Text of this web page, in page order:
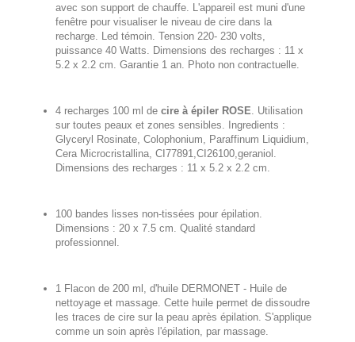
avec son support de chauffe. L'appareil est muni d'une
fenêtre pour visualiser le niveau de cire dans la
recharge. Led témoin. Tension 220- 230 volts,
puissance 40 Watts. Dimensions des recharges : 11 x
5.2 x 2.2 cm. Garantie 1 an. Photo non contractuelle.
4 recharges 100 ml de cire à épiler ROSE. Utilisation
sur toutes peaux et zones sensibles. Ingredients :
Glyceryl Rosinate, Colophonium, Paraffinum Liquidium,
Cera Microcristallina, CI77891,CI26100,geraniol.
Dimensions des recharges : 11 x 5.2 x 2.2 cm.
100 bandes lisses non-tissées pour épilation.
Dimensions : 20 x 7.5 cm. Qualité standard
professionnel.
1 Flacon de 200 ml, d'huile DERMONET - Huile de
nettoyage et massage. Cette huile permet de dissoudre
les traces de cire sur la peau après épilation. S'applique
comme un soin après l'épilation, par massage.